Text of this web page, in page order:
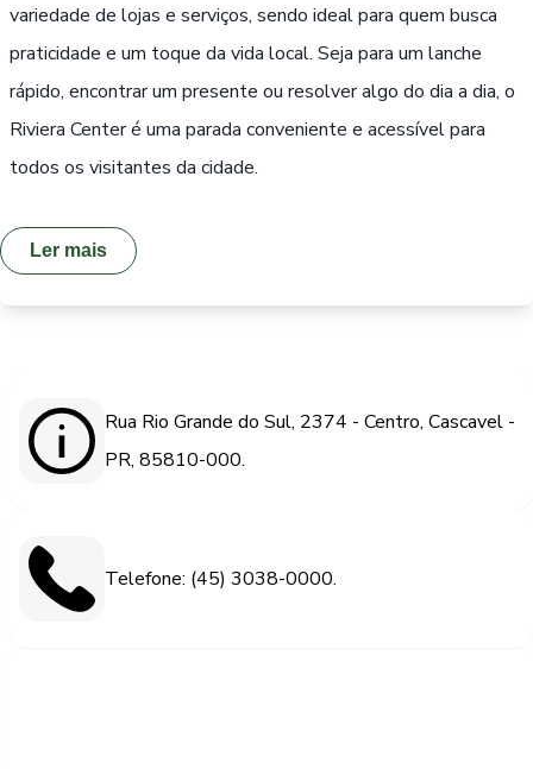
variedade de lojas e serviços, sendo ideal para quem busca
praticidade e um toque da vida local. Seja para um lanche
rápido, encontrar um presente ou resolver algo do dia a dia, o
Riviera Center é uma parada conveniente e acessível para
todos os visitantes da cidade.
Ler mais
Rua Rio Grande do Sul, 2374 - Centro, Cascavel -
PR, 85810-000.
Telefone: (45) 3038-0000.